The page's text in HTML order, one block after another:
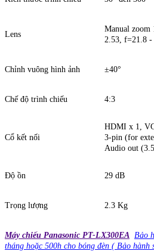
Lens
Manual zoom
2.53, f=21.8 -
Chỉnh vuông hình ảnh ±40°
Chế độ trình chiếu 4:3
Cổ kết nối
HDMI x 1,
3-pin (for
Audio out
Độ ồn 29 dB
Trọng lượng 2.3 Kg
Máy chiếu Panasonic PT-LX300EA
Bảo
tháng hoặc 500h cho bóng đèn ( Bảo hành